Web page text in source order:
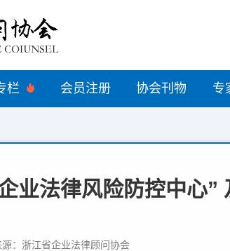
栏 会员注册 协会刊物 专
业法律风险防控中心”
：浙江省企业法律顾问协会